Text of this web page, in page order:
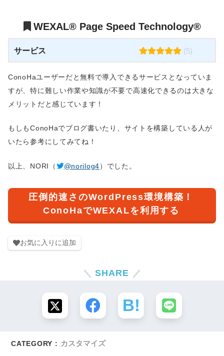
WEXAL® Page Speed Technology®
サービス (5)
ConoHaユーザーだと無料で導入できるサービスとなっていま
すが、特に難しい作業や知識が不要で高速化できるのは大きな
メリットだと感じています！
もしもConoHaでブログ書いたり、サイトを構築している人が
いたら参考にしてみてね！
以上、NORI（ @norilog4）でした。
圧倒的速さのWordPress環境構築！
ConoHaでWEXALを利用する
お気に入りに追加
SHARE
CATEGORY : カスタマイズ